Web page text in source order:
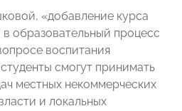
«добавление курса
образовательный процесс
воспитания
смогут принимать
местных некоммерческих
и локальных